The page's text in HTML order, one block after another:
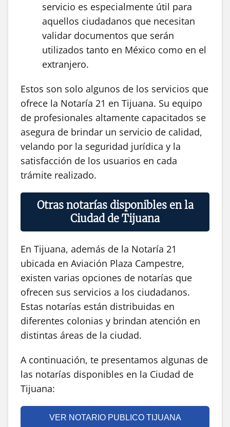
servicio es especialmente útil para
aquellos ciudadanos que necesitan
validar documentos que serán
utilizados tanto en México como en el
extranjero.
Estos son solo algunos de los servicios que
ofrece la Notaría 21 en Tijuana. Su equipo
de profesionales altamente capacitados se
asegura de brindar un servicio de calidad,
velando por la seguridad jurídica y la
satisfacción de los usuarios en cada
trámite realizado.
Otras notarías disponibles en la
Ciudad de Tijuana
En Tijuana, además de la Notaría 21
ubicada en Aviación Plaza Campestre,
existen varias opciones de notarías que
ofrecen sus servicios a los ciudadanos.
Estas notarías están distribuidas en
diferentes colonias y brindan atención en
distintas áreas de la ciudad.
A continuación, te presentamos algunas de
las notarías disponibles en la Ciudad de
Tijuana:
VER NOTARIO PUBLICO TIJUANA